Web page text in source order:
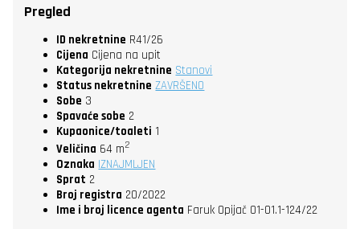
Pregled
ID nekretnine R41/26
Cijena Cijena na upit
Kategorija nekretnine Stanovi
Status nekretnine ZAVRŠENO
Sobe 3
Spavaće sobe 2
Kupaonice/toaleti 1
Veličina 64 m2
Oznaka IZNAJMLJEN
Sprat 2
Broj registra 20/2022
Ime i broj licence agenta Faruk Opijač 01-01.1-124/22